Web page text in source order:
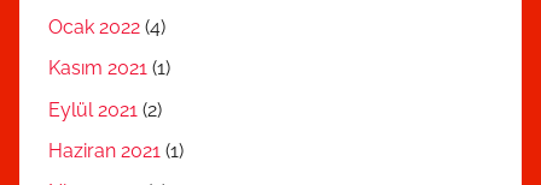
Ocak 2022 (4)
Kasım 2021 (1)
Eylül 2021 (2)
Haziran 2021 (1)